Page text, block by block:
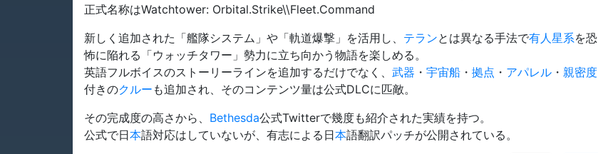
正式名称はWatchtower: Orbital.Strike\\Fleet.Command
新しく追加された「艦隊システム」や「軌道爆撃」を活用し、 テランとは異なる手法で有人星系を恐
怖に陥れる「ウォッチタワー」勢力に立ち向かう物語を楽しめる。
英語フルボイスのストーリーラインを追加するだけでなく、 武器 ・ 宇宙船 ・ 拠点 ・ アパレル ・ 親密度
付きのクルー も追加され、そのコンテンツ量は公式DLCに匹敵。
その完成度の高さから、 Bethesda公式Twitterで幾度も紹介された実績を持つ。
公式で日本語対応はしていないが、有志による日本語翻訳パッチが公開されている。